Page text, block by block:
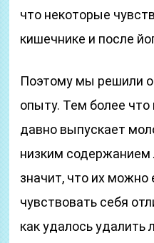
что некоторые
кишечнике и после
Поэтому мы решили
опыту. Тем более
давно выпускает
низким содержанием
значит, что их можно
чувствовать себя
как удалось удалить